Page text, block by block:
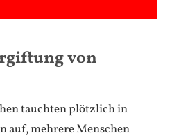
von
tauchten plötzlich in
auf, mehrere Menschen